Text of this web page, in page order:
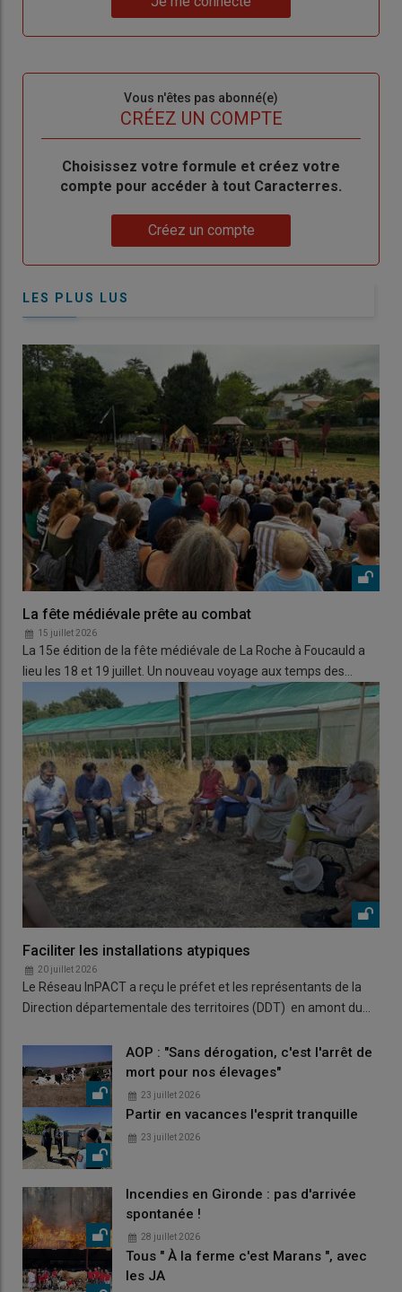
de
me
Vous n'êtes pas abonné(e)
CRÉEZ UN COMPTE
BodyChoisissez votre formule et créez votre
compte pour accéder à tout Caracterres.
Créez un compte
LES PLUS LUS
La fête médiévale prête au combat
15 juillet 2026
La 15e édition de la fête médiévale de La Roche à Foucauld a
lieu les 18 et 19 juillet. Un nouveau voyage aux temps des…
Faciliter les installations atypiques
20 juillet 2026
Le Réseau InPACT a reçu le préfet et les représentants de la
Direction départementale des territoires (DDT) en amont du…
AOP : "Sans dérogation, c'est l'arrêt de
mort pour nos élevages"
23 juillet 2026
Partir en vacances l'esprit tranquille
23 juillet 2026
Incendies en Gironde : pas d'arrivée
spontanée !
28 juillet 2026
Tous " À la ferme c'est Marans ", avec
les JA